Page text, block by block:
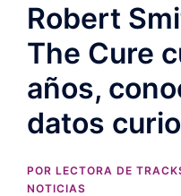
Robert
The Cure
años,
datos
POR LECTORA DE
NOTICIAS